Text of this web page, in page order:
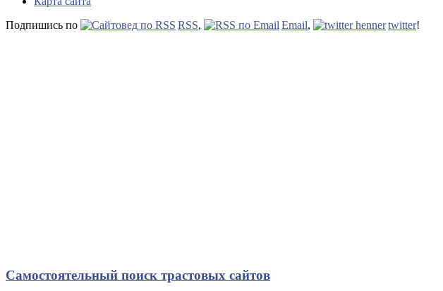
Подпишись по
RSS, Email, twitter!
Самостоятельный поиск трастовых сайтов